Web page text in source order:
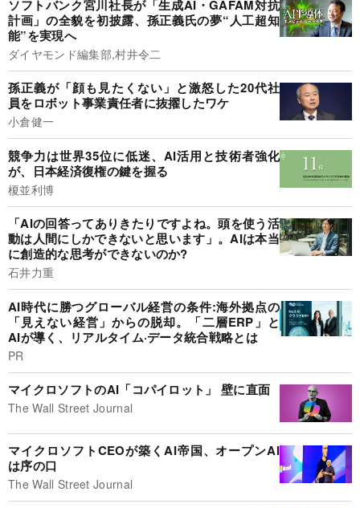
ソフトバンク宮川社長が「生成AI・GAFAM対抗
計画」の全貌を初披露、孫正義氏の夢“人工超知
能”を実現へ
ダイヤモンド編集部,村井令二
孫正義が「顔も見たくない」と激怒した20代社
員をロボット事業責任者に抜擢したワケ
小倉健一
競争力は世界35位に低迷、AI活用と技術者強化
が、日本経済復権の鍵を握る
榎並利博
「AIの回答ってありきたりですよね。頭を使う活
動は人間にしかできないと思います」。AIは本当
に創造的な思考ができないのか?
石井力重
AI時代に勝つグローバル経営の条件:海外拠点の
「見えない経営」からの脱却。「二層ERP」と
AIが導く、リアルタイム·データ統合戦略とは
PR
マイクロソフトのAI「コパイロット」 壁に直面
The Wall Street Journal
マイクロソフトCEOが築くAI帝国、オープンAI
は序の口
The Wall Street Journal